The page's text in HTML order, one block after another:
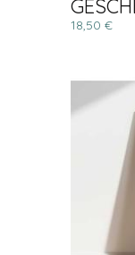
18,50 €